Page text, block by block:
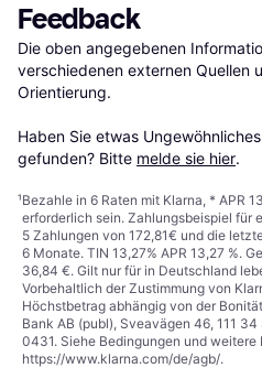
Feedback
Die oben angegebenen
verschiedenen externen Quellen
Orientierung.
Haben Sie etwas
gefunden? Bitte melde sie hier.
¹Bezahle in 6 Raten mit Klarna, * APR
erforderlich sein. Zahlungsbeispiel für
5 Zahlungen von 172,81€ und die
6 Monate. TIN 13,27% APR 13,27 %.
36,84 €. Gilt nur für in Deutschland
Vorbehaltlich der Zustimmung von
Höchstbetrag abhängig von der
Bank AB (publ), Sveavägen 46, 111
0431. Siehe Bedingungen und weitere
https://www.klarna.com/de/agb/.